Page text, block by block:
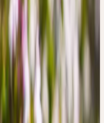
assimilé sous forme de
Posé sur la langue, il
— non pas ardente et
une braise qui pénètre
petites feuilles sont
tronc ligneux. Par temps
de chaleur pénétrant.